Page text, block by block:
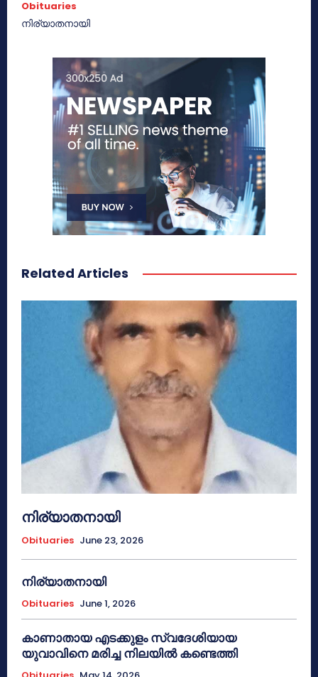
Obituaries
നിര്യാതനായി
Related Articles
നിര്യാതനായി
Obituaries June 23, 2026
നിര്യാതനായി
Obituaries June 1, 2026
കാണാതായ എടക്കുളം സ്വദേശിയായ
യുവാവിനെ മരിച്ച നിലയിൽ കണ്ടെത്തി